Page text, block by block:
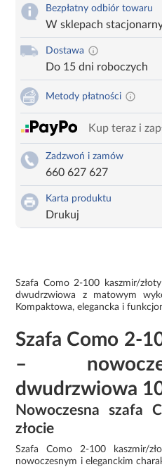
Bezpłatny odbiór towaru
W sklepach
Dostawa
Do 15 dni roboczych
Metody płatności
Kup teraz i
Zadzwoń i zamów
660 627 627
Karta produktu
Drukuj
Szafa Como 2-100 kaszmir/
dwudrzwiowa z matowym
Kompaktowa, elegancka i
Szafa Como 2-
–
dwudrzwiowa
Nowoczesna szafa
złocie
Szafa Como 2-100 kaszmir/
nowoczesnym i eleganckim